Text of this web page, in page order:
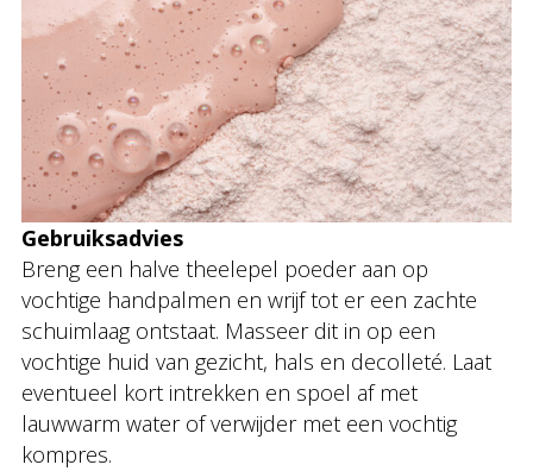
Gebruiksadvies
Breng een halve theelepel poeder aan op
vochtige handpalmen en wrijf tot er een zachte
schuimlaag ontstaat. Masseer dit in op een
vochtige huid van gezicht, hals en decolleté. Laat
eventueel kort intrekken en spoel af met
lauwwarm water of verwijder met een vochtig
kompres.